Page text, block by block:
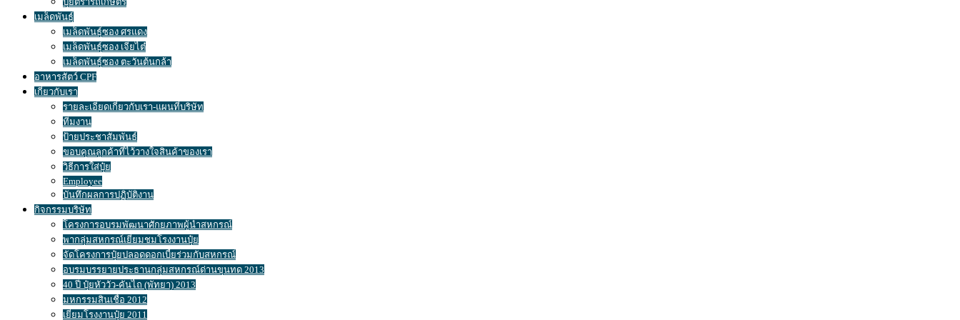
เมล็ดพันธุ์
เมล็ดพันธุ์ซอง ศรแดง
เมล็ดพันธุ์ซอง เจียไต๋
เมล็ดพันธุ์ซอง ตะวันต้นกล้า
อาหารสัตว์ CPF
เกี่ยวกับเรา
รายละเอียดเกี่ยวกับเรา-แผนที่บริษัท
ทีมงาน
ป้ายประชาสัมพันธ์
ขอบคุณลูกค้าที่ไว้วางใจสินค้าของเรา
วิธีการใส่ปุ๋ย
Employee
บันทึกผลการปฏิบัติงาน
กิจกรรมบริษัท
โครงการอบรมพัฒนาศักยภาพผู้นำสหกรณ์
พากลุ่มสหกรณ์เยี่ยมชมโรงงานปุ๋ย
จัดโครงการปุ๋ยปลอดดอกเบี้ยร่วมกับสหกรณ์
อบรมบรรยายประธานกลุ่มสหกรณ์ด่านขุนทด 2013
40 ปี ปุ๋ยหัววัว-คันไถ (พัทยา) 2013
มหกรรมสินเชื่อ 2012
เยี่ยมโรงงานปุ๋ย 2011